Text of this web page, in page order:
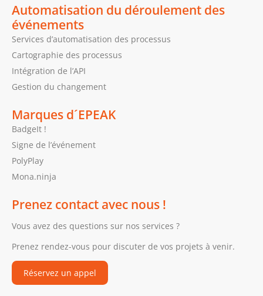
Automatisation du déroulement des
événements
Services d’automatisation des processus
Cartographie des processus
Intégration de l’API
Gestion du changement
Marques d´EPEAK
BadgeIt !
Signe de l’événement
PolyPlay
Mona.ninja
Prenez contact avec nous !
Vous avez des questions sur nos services ?
Prenez rendez-vous pour discuter de vos projets à venir.
Réservez un appel